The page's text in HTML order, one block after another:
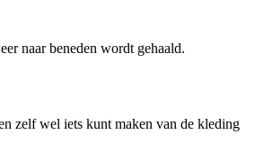
naar beneden wordt gehaald.
zelf wel iets kunt maken van de kleding